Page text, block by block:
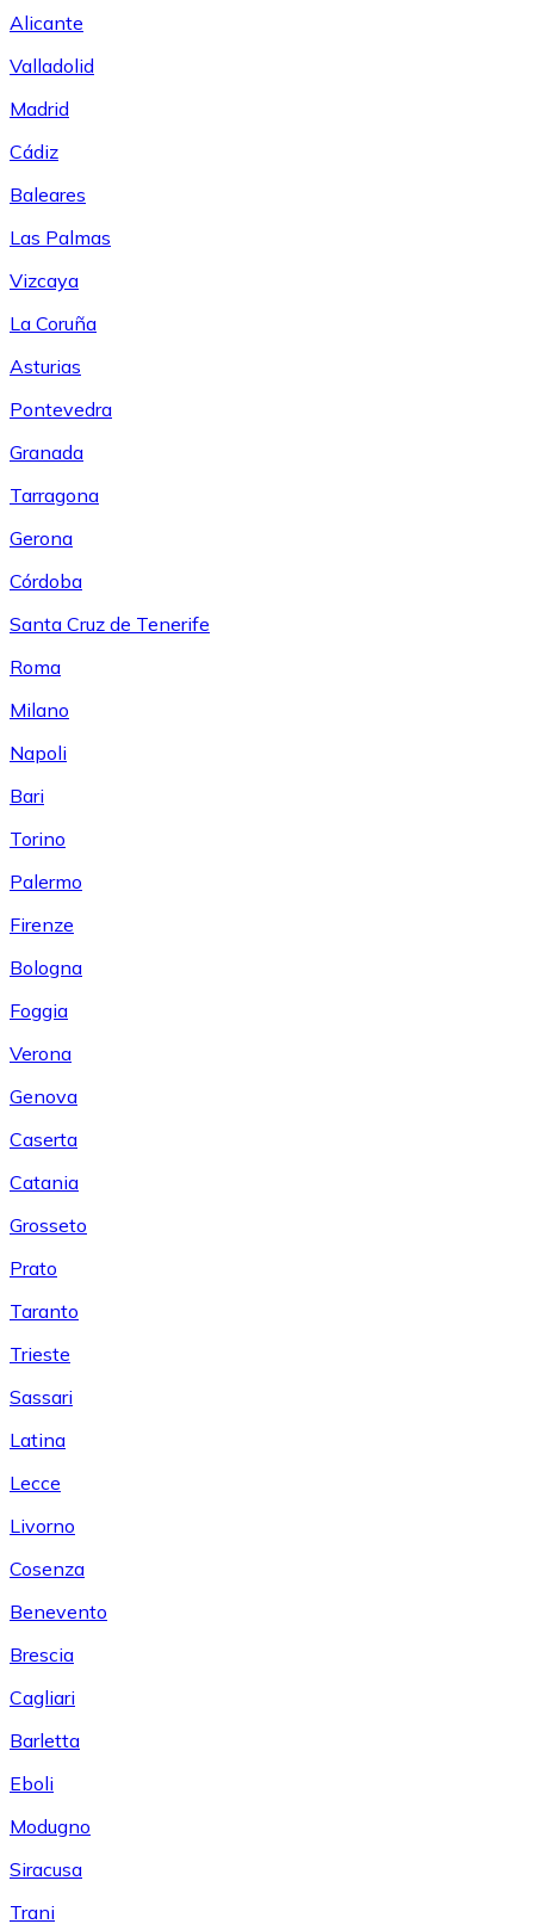
Alicante
Valladolid
Madrid
Cádiz
Baleares
Las Palmas
Vizcaya
La Coruña
Asturias
Pontevedra
Granada
Tarragona
Gerona
Córdoba
Santa Cruz de Tenerife
Roma
Milano
Napoli
Bari
Torino
Palermo
Firenze
Bologna
Foggia
Verona
Genova
Caserta
Catania
Grosseto
Prato
Taranto
Trieste
Sassari
Latina
Lecce
Livorno
Cosenza
Benevento
Brescia
Cagliari
Barletta
Eboli
Modugno
Siracusa
Trani